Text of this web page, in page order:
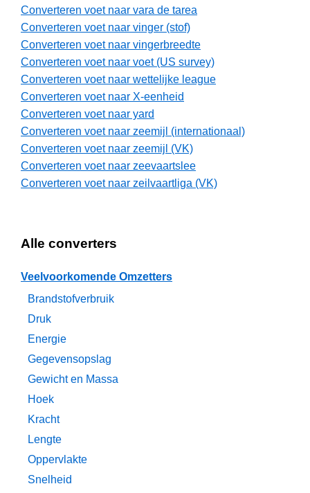
Converteren voet naar vara de tarea
Converteren voet naar vinger (stof)
Converteren voet naar vingerbreedte
Converteren voet naar voet (US survey)
Converteren voet naar wettelijke league
Converteren voet naar X-eenheid
Converteren voet naar yard
Converteren voet naar zeemijl (internationaal)
Converteren voet naar zeemijl (VK)
Converteren voet naar zeevaartslee
Converteren voet naar zeilvaartliga (VK)
Alle converters
Veelvoorkomende Omzetters
Brandstofverbruik
Druk
Energie
Gegevensopslag
Gewicht en Massa
Hoek
Kracht
Lengte
Oppervlakte
Snelheid